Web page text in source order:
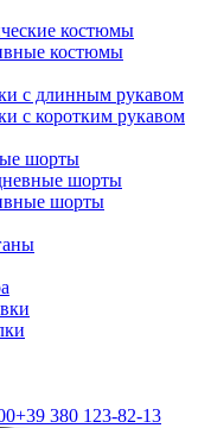
костюмы
костюмы
с длинным рукавом
с коротким рукавом
шорты
шорты
шорты
+39 380 123-82-13